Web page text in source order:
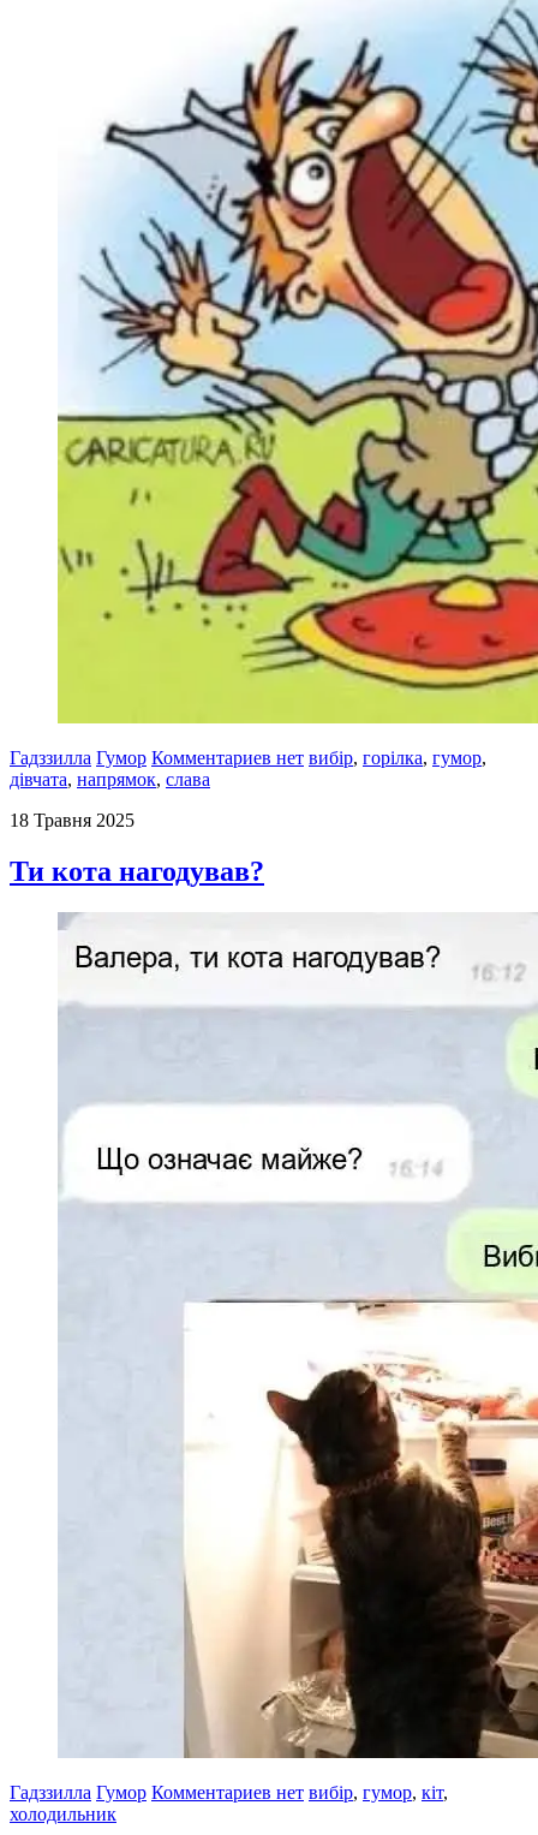
Гадззилла Гумор Комментариев нет вибір, горілка, гумор,
дівчата, напрямок, слава
18 Травня 2025
Ти кота нагодував?
Гадззилла Гумор Комментариев нет вибір, гумор, кіт,
холодильник